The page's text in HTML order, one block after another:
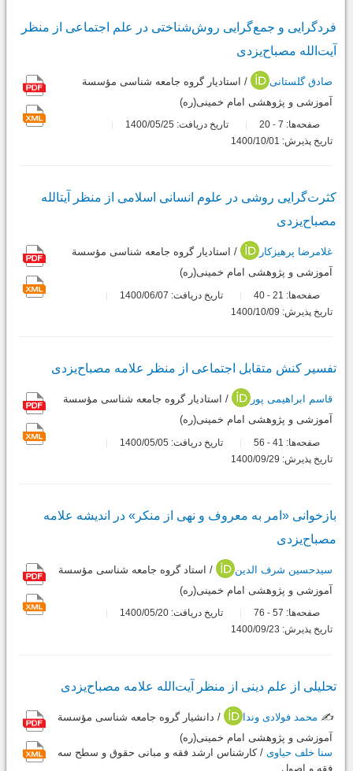
فردگرایی و جمع‌گرایی روش‌شناختی در علم اجتماعی از منظر
آیت‌الله مصباح‌یزدی
صادق گلستانی
/ استادیار گروه جامعه شناسی مؤسسة
آموزشی و پژوهشی امام خمینی(ره)
صفحه‌ها: 7
-
تاریخ دریافت: 1400/05/25
تاریخ پذیرش: 1400/10/01
کثرت‌گرایی روشی در علوم انسانی‎ اسلامی از منظر آیت‎الله
مصباح‌یزدی
غلامرضا پرهیزکار
/ استادیار گروه جامعه شناسی مؤسسة
آموزشی و پژوهشی امام خمینی(ره)
صفحه‌ها: 21
-
تاریخ دریافت: 1400/06/07
تاریخ پذیرش: 1400/10/09
تفسیر کنش متقابل اجتماعی از منظر علامه مصباح‌یزدی
قاسم ابراهیمی پور
/ استادیار گروه جامعه شناسی مؤسسة
آموزشی و پژوهشی امام خمینی(ره)
صفحه‌ها: 41
-
تاریخ دریافت: 1400/05/05
تاریخ پذیرش: 1400/09/29
بازخوانی «امر به ‌معروف و نهی از منکر» در اندیشه علامه
مصباح‌یزدی
سیدحسین شرف الدین
/ استاد گروه جامعه شناسی مؤسسة
آموزشی و پژوهشی امام خمینی(ره)
صفحه‌ها: 57
-
تاریخ دریافت: 1400/05/20
تاریخ پذیرش: 1400/09/23
تحلیلی از علم دینی از منظر آیت‌الله علامه مصباح‌یزدی
✍️ محمد فولادی وندا
/ دانشیار گروه جامعه شناسی مؤسسة
آموزشی و پژوهشی امام خمینی(ره)
سنا خلف حیاوی / کارشناس ارشد فقه و مبانی حقوق و سطح سه